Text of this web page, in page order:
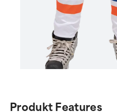
Produkt Features